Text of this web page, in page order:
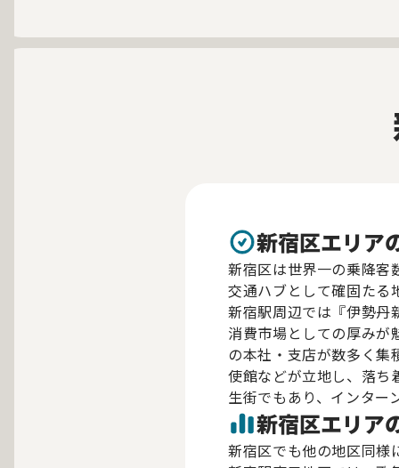
新宿区エリア
新宿区は世界一の乗降客
交通ハブとして確固たる
新宿駅周辺では『伊勢丹
消費市場としての厚みが
の本社・支店が数多く集
使館などが立地し、落ち
生街でもあり、インター
新宿区エリア
新宿区でも他の地区同様